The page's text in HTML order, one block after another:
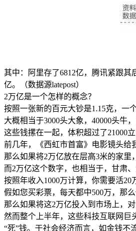
其中：阿里存了6812亿，腾讯紧跟
亿。（数据源latepost）
2万亿是一个怎样的概念？
按照一张新的百元大钞是1.15克，一
大概相当于3000头大象，40000头牛，
这些钱摞在一起，体积超过了21000立
前几年，《西虹市首富》电影镜头给
那么如果将2万亿放在层高3米的家里
而2万亿这个数字，也相当于，甘肃
按照年收入1000万计算，你需要活20
假如您买彩票，每天都中500万，那
那么如果将这2万亿投入到市场上，
然而整个上半年，这些科技互联网巨
“死”钱。于社会经济而言，如金钱不